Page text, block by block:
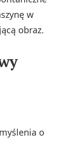
w
obraz.
o